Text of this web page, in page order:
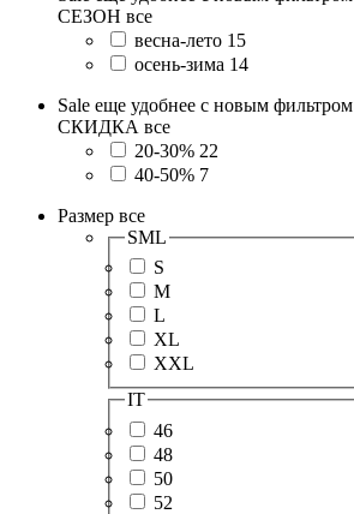
СЕЗОН все
весна-лето 15
осень-зима 14
Sale еще удобнее с новым фильтром
СКИДКА все
20-30% 22
40-50% 7
Размер все
SML
S
M
L
XL
XXL
IT
46
48
50
52